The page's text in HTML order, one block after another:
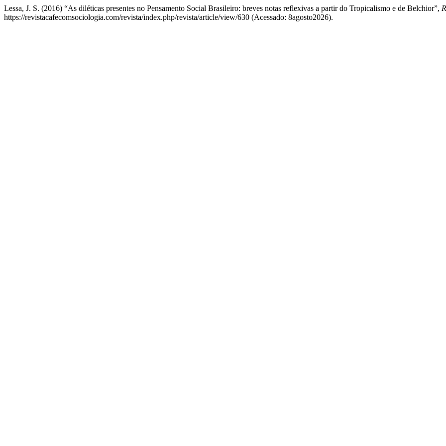
Lessa, J. S. (2016) “As diléticas presentes no Pensamento Social Brasileiro: breves notas reflexivas a partir do Tropicalismo e de Belchior”,
https://revistacafecomsociologia.com/revista/index.php/revista/article/view/630 (Acessado: 8agosto2026).